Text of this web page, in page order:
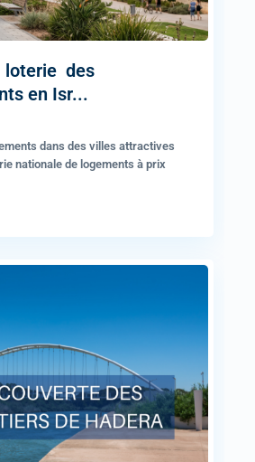
loterie des
en Isr...
dans des villes attractives
nationale de logements à prix